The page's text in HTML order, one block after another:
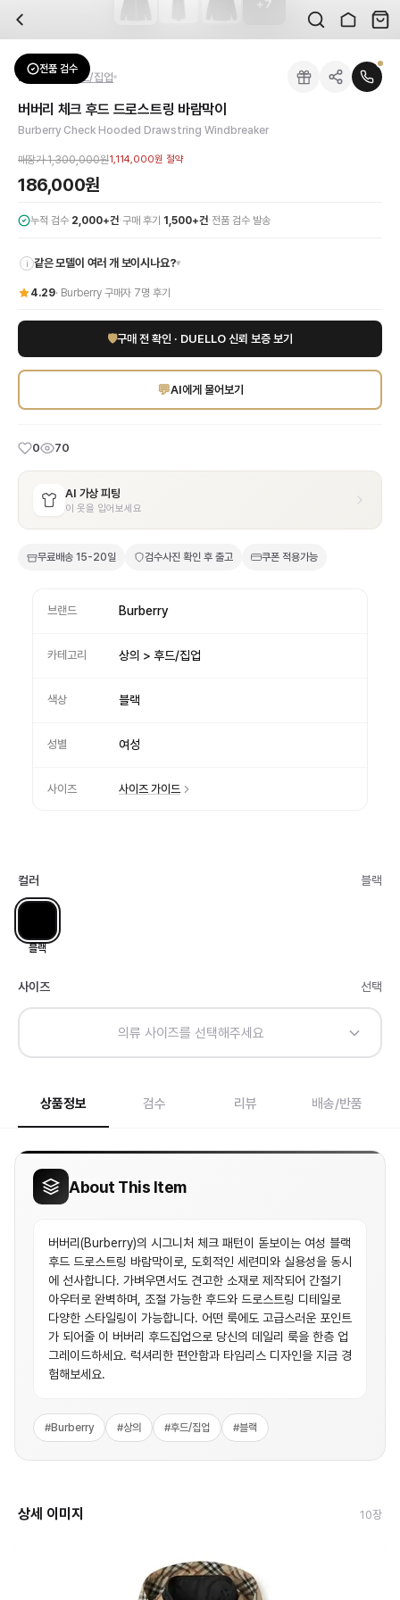
배송은 얼마나 걸리나요?
검수는 어떻게 진행되나요? 검수 사진을 받을 수 있나요?
전문 스태프가 실물 상품을 직접 확인한 후 검수 사진을 제공합니다. 가죽 재질,
교환이나 반품이 가능한가요?
수령 후 7일 이내 신청하시면 상품 하자, 사이즈 불일치, 고객 변심 모두 교환·반
쿠폰과 적립금을 함께 사용할 수 있나요?
네, 쿠폰과 적립금을 결제 시 함께 사용하실 수 있습니다. 적립금은 1,000원 이상
사이즈는 어떻게 선택하나요?
상품 상세의 사이즈 정보를 참고해 선택하시고, 사이즈 선택이 어려우시면 카카오
버버리 체크 후드 드로스트링 바람막이
브랜드:
성별:여성
색상:블랙
가격:186,000원
버버리(Burberry)의 시그니처 체크 패턴이 돋보이는 여성 블랙 후드 드로스트링
버버리 체크 후드 드로스트링 바람막이
7
전품 검수
Burberry 후드/집업
버버리 체크 후드 드로스트링 바람막이
Burberry Check Hooded Drawstring Windbreaker
매장가1,300,000원1,114,000원 절약
186,000원
누적 검수 2,000+건·구매 후기 1,500+건· 전품 검수 발송
i 같은 모델이 여러 개 보이시나요?▾
4.29· Burberry 구매자 7명 후기
🛡구매 전 확인 · DUELLO 신뢰 보증 보기
💬AI에게 물어보기
0 70
AI 가상 피팅
이 옷을 입어보세요
무료배송 15-20일 검수사진 확인 후 출고 쿠폰 적용가능
브랜드 Burberry
카테고리 상의 > 후드/집업
색상 블랙
성별 여성
사이즈 사이즈 가이드
컬러 블랙
블랙
사이즈 선택
의류 사이즈를 선택해주세요
상품정보 검수 리뷰 배송/반품
About This Item
버버리(Burberry)의 시그니처 체크 패턴이 돋보이는 여성 블랙
후드 드로스트링 바람막이로, 도회적인 세련미와 실용성을 동시
에 선사합니다. 가벼우면서도 견고한 소재로 제작되어 간절기
아우터로 완벽하며, 조절 가능한 후드와 드로스트링 디테일로
다양한 스타일링이 가능합니다. 어떤 룩에도 고급스러운 포인트
가 되어줄 이 버버리 후드집업으로 당신의 데일리 룩을 한층 업
그레이드하세요. 럭셔리한 편안함과 타임리스 디자인을 지금 경
험해보세요.
#Burberry #상의 #후드/집업 #블랙
상세 이미지 10장